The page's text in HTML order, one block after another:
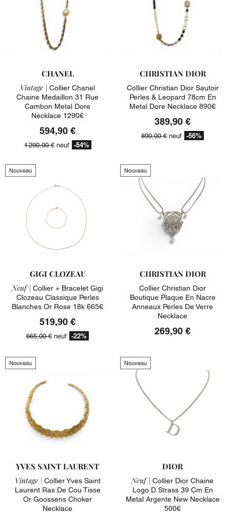
CHANEL
Vintage | Collier Chanel
Chaine Medaillon 31 Rue
Cambon Metal Dore
Necklace 1290€
594,90 €
1 290,00 €neuf -54%
CHRISTIAN DIOR
Collier Christian Dior Sautoir
Perles & Leopard 78cm En
Metal Dore Necklace 890€
389,90 €
890,00 € neuf -56%
Nouveau
GIGI CLOZEAU
Neuf | Collier + Bracelet Gigi
Clozeau Classique Perles
Blanches Or Rose 18k 665€
519,90 €
665,00 € neuf -22%
Nouveau
CHRISTIAN DIOR
Collier Christian Dior
Boutique Plaque En Nacre
Anneaux Perles De Verre
Necklace
269,90 €
Nouveau
YVES SAINT LAURENT
Vintage | Collier Yves Saint
Laurent Ras De Cou Tisse
Or Goossens Choker
Necklace
Nouveau
DIOR
Neuf | Collier Dior Chaine
Logo D Strass 39 Cm En
Metal Argente New Necklace
500€